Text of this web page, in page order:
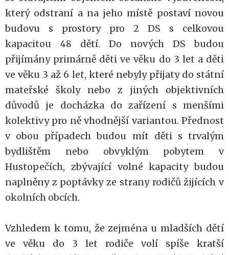
který odstraní a na jeho místě postaví novou
budovu s prostory pro 2 DS s celkovou
kapacitou 48 dětí. Do nových DS budou
přijímány primárně děti ve věku do 3 let a děti
ve věku 3 až 6 let, které nebyly přijaty do státní
mateřské školy nebo z jiných objektivních
důvodů je docházka do zařízení s menšími
kolektivy pro ně vhodnější variantou. Přednost
v obou případech budou mít děti s trvalým
bydlištěm nebo obvyklým pobytem v
Hustopečích, zbývající volné kapacity budou
naplněny z poptávky ze strany rodičů žijících v
okolních obcích.
Vzhledem k tomu, že zejména u mladších dětí
ve věku do 3 let rodiče volí spíše kratší